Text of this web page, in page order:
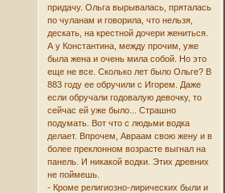
придачу. Ольга вырывалась, пряталась
по чуланам и говорила, что нельзя,
дескать, на крестной дочери жениться.
А у Константина, между прочим, уже
была жена и очень мила собой. Но это
еще не все. Сколько лет было Ольге? В
883 году ее обручили с Игорем. Даже
если обручали годовалую девочку, то
сейчас ей уже было... Страшно
подумать. Вот что с людьми водка
делает. Впрочем, Авраам свою жену и в
более преклонном возрасте выгнал на
панель. И никакой водки. Этих древних
не поймешь.
- Кроме религиозно-лирических были и